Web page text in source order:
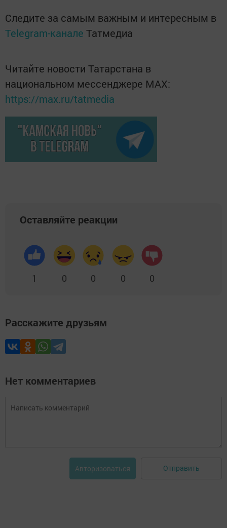
Следите за самым важным и интересным в
Telegram-канале Татмедиа
Читайте новости Татарстана в
национальном мессенджере MАХ:
https://max.ru/tatmedia
Оставляйте реакции
1 0 0 0 0
Расскажите друзьям
Нет комментариев
Авторизоваться Отправить